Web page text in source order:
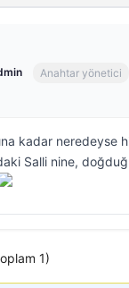
Anahtar yönetici
kadar neredeyse
Salli nine,
1)